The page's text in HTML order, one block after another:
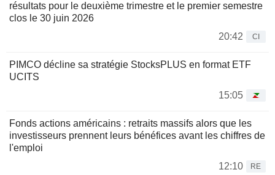
résultats pour le deuxième trimestre et le premier semestre
clos le 30 juin 2026
20:42
CI
PIMCO décline sa stratégie StocksPLUS en format ETF
UCITS
15:05
Fonds actions américains : retraits massifs alors que les
investisseurs prennent leurs bénéfices avant les chiffres de
l'emploi
12:10
RE